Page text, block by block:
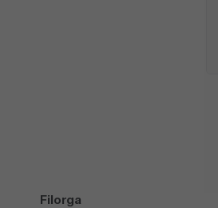
Filorga